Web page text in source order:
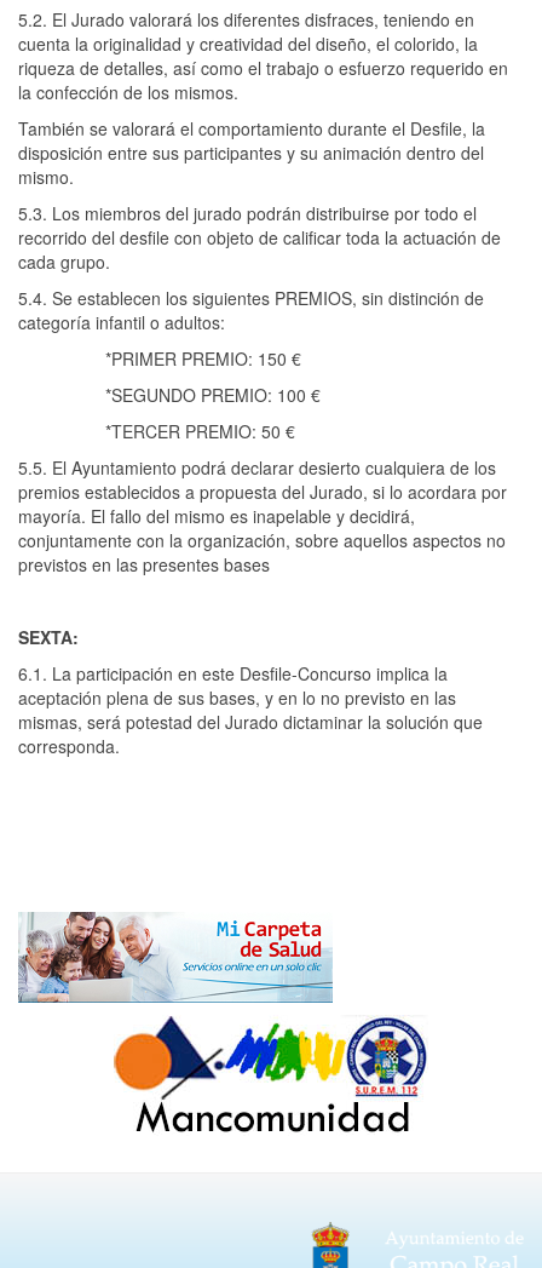
5.2. El Jurado valorará los diferentes disfraces, teniendo en
cuenta la originalidad y creatividad del diseño, el colorido, la
riqueza de detalles, así como el trabajo o esfuerzo requerido en
la confección de los mismos.
También se valorará el comportamiento durante el Desfile, la
disposición entre sus participantes y su animación dentro del
mismo.
5.3. Los miembros del jurado podrán distribuirse por todo el
recorrido del desfile con objeto de calificar toda la actuación de
cada grupo.
5.4. Se establecen los siguientes PREMIOS, sin distinción de
categoría infantil o adultos:
*PRIMER PREMIO: 150 €
*SEGUNDO PREMIO: 100 €
*TERCER PREMIO: 50 €
5.5. El Ayuntamiento podrá declarar desierto cualquiera de los
premios establecidos a propuesta del Jurado, si lo acordara por
mayoría. El fallo del mismo es inapelable y decidirá,
conjuntamente con la organización, sobre aquellos aspectos no
previstos en las presentes bases
SEXTA:
6.1. La participación en este Desfile-Concurso implica la
aceptación plena de sus bases, y en lo no previsto en las
mismas, será potestad del Jurado dictaminar la solución que
corresponda.